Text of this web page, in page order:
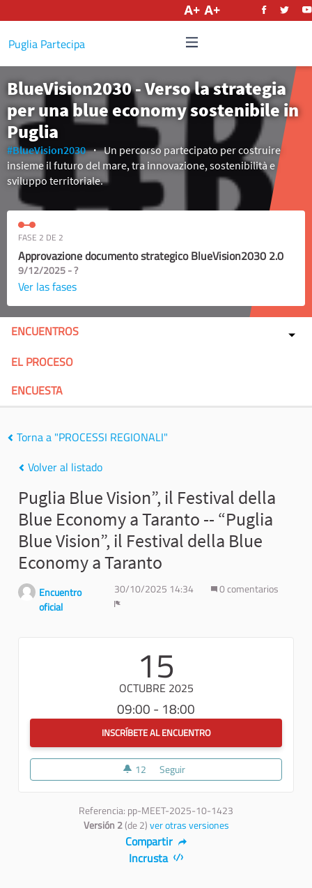
Puglia Partecipa
BlueVision2030 - Verso la strategia
per una blue economy sostenibile in
Puglia
#BlueVision2030
Un percorso partecipato per costruire
insieme il futuro del mare, tra innovazione, sostenibilità e
sviluppo territoriale.
FASE 2 DE 2
Approvazione documento strategico BlueVision2030 2.0
9/12/2025 - ?
Ver las fases
ENCUENTROS
EL PROCESO
ENCUESTA
Torna a "PROCESSI REGIONALI"
Volver al listado
Puglia Blue Vision”, il Festival della
Blue Economy a Taranto -- “Puglia
Blue Vision”, il Festival della Blue
Economy a Taranto
Encuentro
oficial
30/10/2025 14:34
0 comentarios
15
OCTUBRE 2025
09:00 - 18:00
INSCRÍBETE AL ENCUENTRO
12 12 seguidoras
Seguir
Referencia: pp-MEET-2025-10-1423
Versión 2(de 2)ver otras versiones
Compartir
Incrusta